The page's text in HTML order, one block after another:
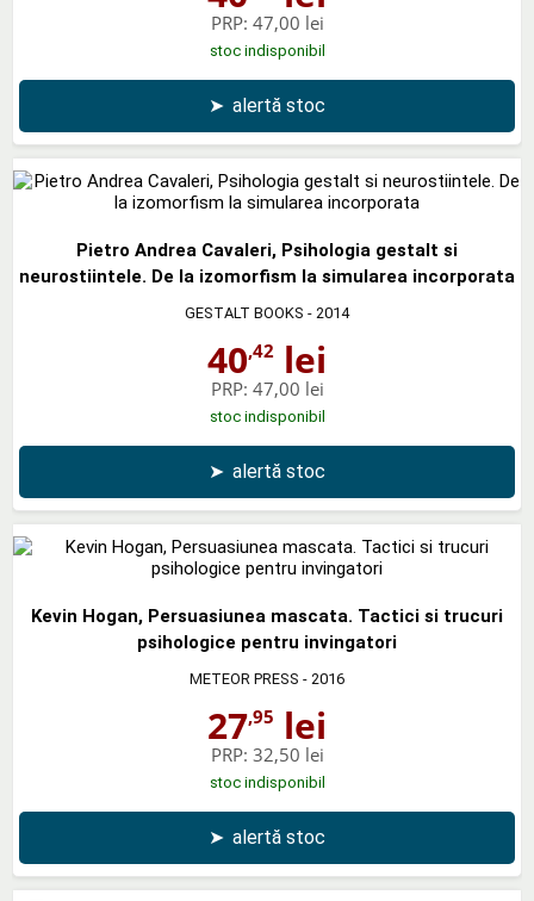
PRP: 47,00 lei
stoc indisponibil
➤ alertă stoc
Pietro Andrea Cavaleri, Psihologia gestalt si
neurostiintele. De la izomorfism la simularea incorporata
GESTALT BOOKS - 2014
40,42 lei
PRP: 47,00 lei
stoc indisponibil
➤ alertă stoc
Kevin Hogan, Persuasiunea mascata. Tactici si trucuri
psihologice pentru invingatori
METEOR PRESS - 2016
27,95 lei
PRP: 32,50 lei
stoc indisponibil
➤ alertă stoc